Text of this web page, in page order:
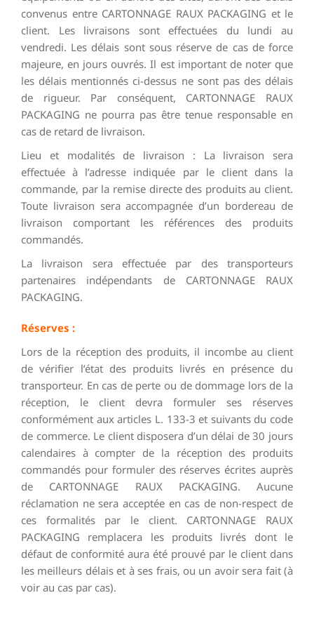
convenus entre CARTONNAGE RAUX PACKAGING et le
client. Les livraisons sont effectuées du lundi au
vendredi. Les délais sont sous réserve de cas de force
majeure, en jours ouvrés. Il est important de noter que
les délais mentionnés ci-dessus ne sont pas des délais
de rigueur. Par conséquent, CARTONNAGE RAUX
PACKAGING ne pourra pas être tenue responsable en
cas de retard de livraison.
Lieu et modalités de livraison : La livraison sera
effectuée à l’adresse indiquée par le client dans la
commande, par la remise directe des produits au client.
Toute livraison sera accompagnée d’un bordereau de
livraison comportant les références des produits
commandés.
La livraison sera effectuée par des transporteurs
partenaires indépendants de CARTONNAGE RAUX
PACKAGING.
Réserves :
Lors de la réception des produits, il incombe au client
de vérifier l’état des produits livrés en présence du
transporteur. En cas de perte ou de dommage lors de la
réception, le client devra formuler ses réserves
conformément aux articles L. 133-3 et suivants du code
de commerce. Le client disposera d’un délai de 30 jours
calendaires à compter de la réception des produits
commandés pour formuler des réserves écrites auprès
de CARTONNAGE RAUX PACKAGING. Aucune
réclamation ne sera acceptée en cas de non-respect de
ces formalités par le client. CARTONNAGE RAUX
PACKAGING remplacera les produits livrés dont le
défaut de conformité aura été prouvé par le client dans
les meilleurs délais et à ses frais, ou un avoir sera fait (à
voir au cas par cas).